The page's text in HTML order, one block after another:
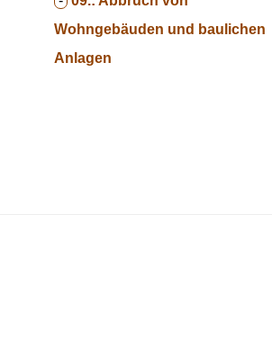
Wohngebäuden und baulichen
Anlagen